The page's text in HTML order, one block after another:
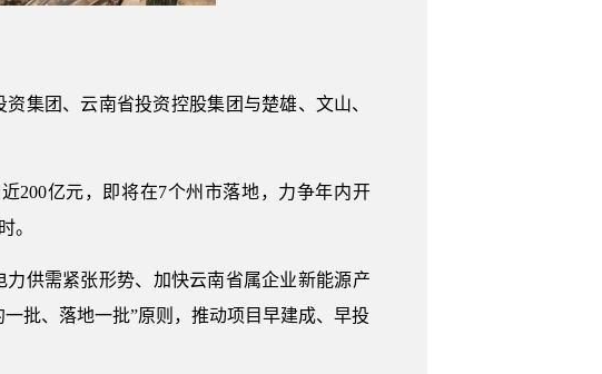
集团、云南省投资控股集团与楚雄、文山、
亿元，即将在7个州市落地，力争年内开
。
供需紧张形势、加快云南省属企业新能源产
批、落地一批”原则，推动项目早建成、早投